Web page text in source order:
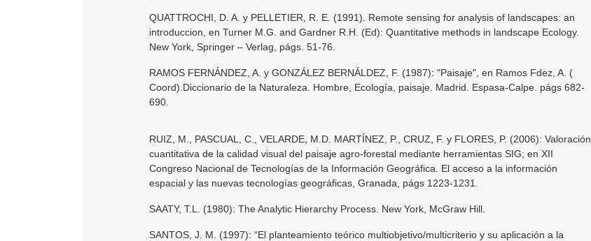
QUATTROCHI, D. A. y PELLETIER, R. E. (1991). Remote sensing for analysis of landscapes: an
introduccion, en Turner M.G. and Gardner R.H. (Ed): Quantitative methods in landscape Ecology.
New York, Springer – Verlag, págs. 51-76.
RAMOS FERNÁNDEZ, A. y GONZÁLEZ BERNÁLDEZ, F. (1987): "Paisaje", en Ramos Fdez, A. (
Coord).Diccionario de la Naturaleza. Hombre, Ecología, paisaje. Madrid. Espasa-Calpe. págs 682-
690.
RUIZ, M., PASCUAL, C., VELARDE, M.D. MARTÍNEZ, P., CRUZ, F. y FLORES, P. (2006): Valoración
cuantitativa de la calidad visual del paisaje agro-forestal mediante herramientas SIG; en XII
Congreso Nacional de Tecnologías de la Información Geográfica. El acceso a la información
espacial y las nuevas tecnologías geográficas, Granada, págs 1223-1231.
SAATY, T.L. (1980): The Analytic Hierarchy Process. New York, McGraw Hill.
SANTOS, J. M. (1997): “El planteamiento teórico multiobjetivo/multicriterio y su aplicación a la